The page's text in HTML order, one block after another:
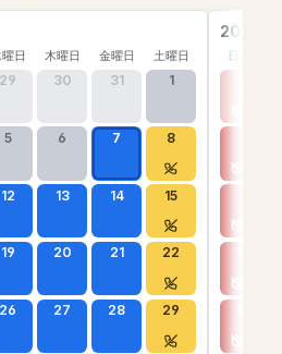
日 木曜日 金曜日 土曜日
29 30 31 1
5 6 7 8
12 13 14 15
19 20 21 22
26 27 28 29
2026年
日曜日